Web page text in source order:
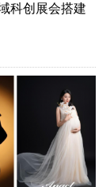
科创展会搭建